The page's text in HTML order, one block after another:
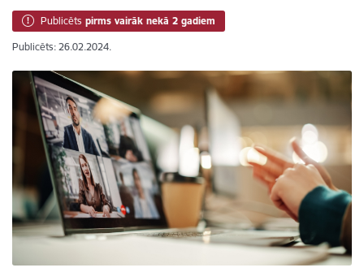
Publicēts pirms vairāk nekā 2 gadiem
Publicēts: 26.02.2024.